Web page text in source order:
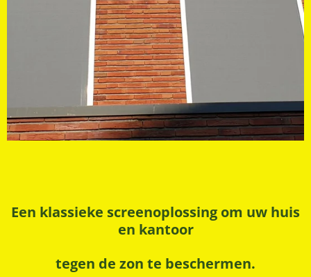
Een klassieke screenoplossing om uw huis
en kantoor
tegen de zon te beschermen.